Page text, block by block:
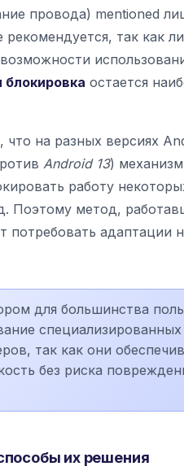
провода) mentioned
так как
остается
на разных версиях
Android 13)
работу
Поэтому метод,
потребовать адаптации
для большинства
специализированных
так как они
без риска
их решения